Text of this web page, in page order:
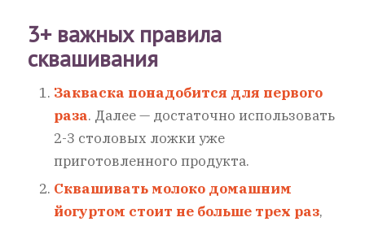
3+ важных правила
сквашивания
Закваска понадобится для первого
раза. Далее — достаточно использовать
2-3 столовых ложки уже
приготовленного продукта.
Сквашивать молоко домашним
йогуртом стоит не больше трех раз,